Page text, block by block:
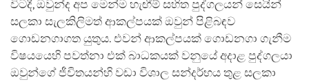
විටදී, ඔවුන්ද අප මෙන්ම හැඟීම් සහිත පුද්ගලයන් සෙයින්
සලකා සැලකිලිමත් ආකල්පයක් ඔවුන් පිළිබඳ‍ව
ගොඩනගාගත යුතුය. එවන් ආකල්පයක් ගොඩනගා ගැනීම
විෂයයෙහි පවත්නා එක් බාධකයක් වනුයේ අදාළ පුද්ගලයා
ඔවුන්ගේ ජීවිතයන්හි වඩා විශාල සන්දර්භය තුළ සලකා